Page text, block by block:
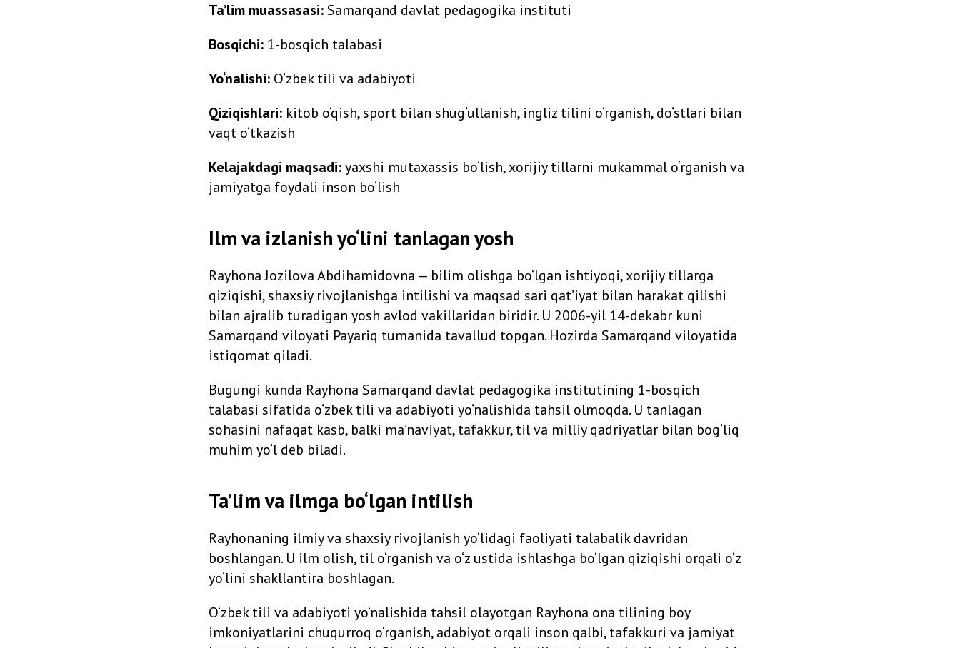
Ta’lim muassasasi:Samarqand davlat pedagogika instituti
Bosqichi: 1-bosqich talabasi
Yo‘nalishi: O‘zbek tili va adabiyoti
Qiziqishlari: kitob o‘qish, sport bilan shug‘ullanish, ingliz tilini o‘rganish, do‘stlari bilan
vaqt o‘tkazish
Kelajakdagi maqsadi:yaxshi mutaxassis bo‘lish, xorijiy tillarni mukammal o‘rganish va
jamiyatga foydali inson bo‘lish
Ilm va izlanish yo‘lini tanlagan yosh
Rayhona Jozilova Abdihamidovna — bilim olishga bo‘lgan ishtiyoqi, xorijiy tillarga
qiziqishi, shaxsiy rivojlanishga intilishi va maqsad sari qat’iyat bilan harakat qilishi
bilan ajralib turadigan yosh avlod vakillaridan biridir. U 2006-yil 14-dekabr kuni
Samarqand viloyati Payariq tumanida tavallud topgan. Hozirda Samarqand viloyatida
istiqomat qiladi.
Bugungi kunda Rayhona Samarqand davlat pedagogika institutining 1-bosqich
talabasi sifatida o‘zbek tili va adabiyoti yo‘nalishida tahsil olmoqda. U tanlagan
sohasini nafaqat kasb, balki ma’naviyat, tafakkur, til va milliy qadriyatlar bilan bog‘liq
muhim yo‘l deb biladi.
Ta’lim va ilmga bo‘lgan intilish
Rayhonaning ilmiy va shaxsiy rivojlanish yo‘lidagi faoliyati talabalik davridan
boshlangan. U ilm olish, til o‘rganish va o‘z ustida ishlashga bo‘lgan qiziqishi orqali o‘z
yo‘lini shakllantira boshlagan.
O‘zbek tili va adabiyoti yo‘nalishida tahsil olayotgan Rayhona ona tilining boy
imkoniyatlarini chuqurroq o‘rganish, adabiyot orqali inson qalbi, tafakkuri va jamiyat